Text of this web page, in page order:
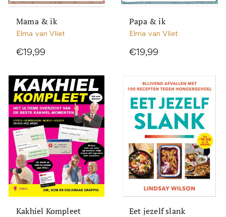
Mama & ik
Elma van Vliet
€19,99
Papa & ik
Elma van Vliet
€19,99
Kakhiel Kompleet Eet jezelf slank